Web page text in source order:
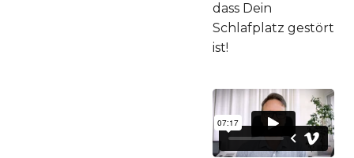
dass Dein
Schlafplatz gestört
ist!